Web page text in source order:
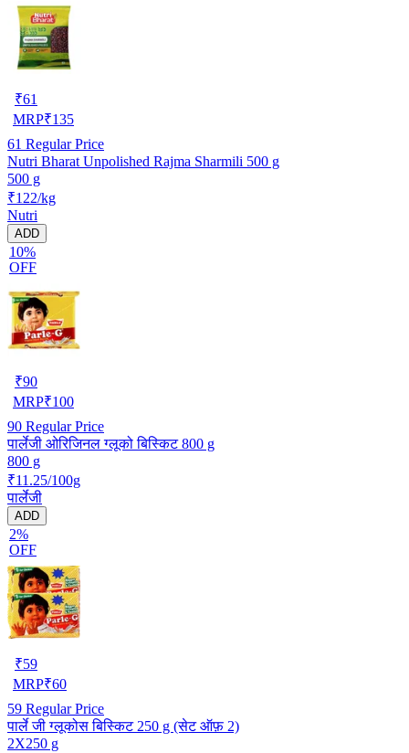
₹61
MRP₹135
61 Regular Price
Nutri Bharat Unpolished Rajma Sharmili 500 g
500 g
₹122/kg
Nutri
ADD
10%
OFF
₹90
MRP₹100
90 Regular Price
पार्लेजी ओरिजिनल ग्लूको बिस्किट 800 g
800 g
₹11.25/100g
पार्लेजी
ADD
2%
OFF
₹59
MRP₹60
59 Regular Price
पार्ले जी ग्लूकोस बिस्किट 250 g (सेट ऑफ़ 2)
2X250 g